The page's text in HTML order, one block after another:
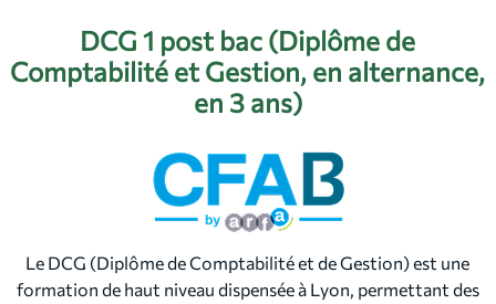
DCG 1 post bac (Diplôme de
Comptabilité et Gestion, en alternance,
en 3 ans)
Le DCG (Diplôme de Comptabilité et de Gestion) est une
formation de haut niveau dispensée à Lyon, permettant des